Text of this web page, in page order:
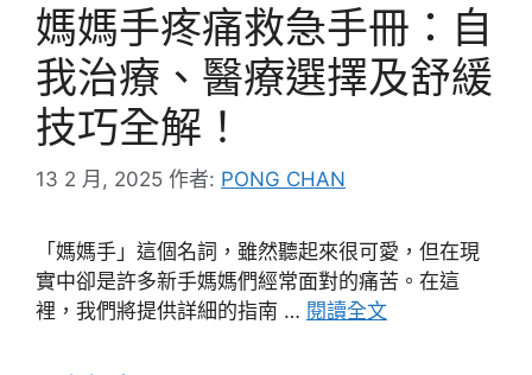
媽媽手疼痛救急手冊：自
我治療、醫療選擇及舒緩
技巧全解！
13 2 月, 2025 作者: PONG CHAN
「媽媽手」這個名詞，雖然聽起來很可愛，但在現
實中卻是許多新手媽媽們經常面對的痛苦。在這
裡，我們將提供詳細的指南 … 閱讀全文